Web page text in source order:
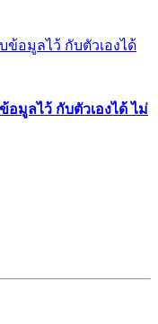
อมูลไว้ กับตัวเองได้ ไม่